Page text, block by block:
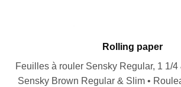
Rolling paper
Feuilles à rouler Sensky Regular, 1 1/4
Sensky Brown Regular & Slim •